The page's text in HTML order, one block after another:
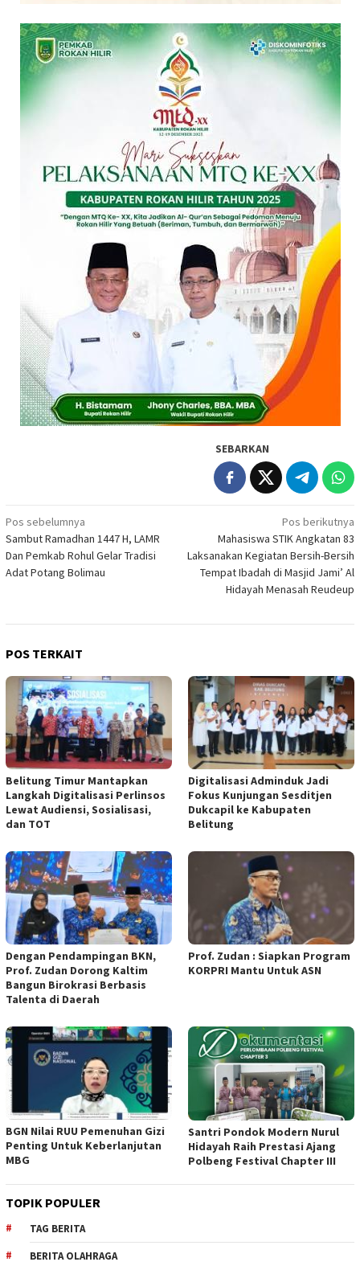
SEBARKAN
Navigasi
pos
Pos sebelumnya
Sambut Ramadhan 1447 H, LAMR
Dan Pemkab Rohul Gelar Tradisi
Adat Potang Bolimau
Pos berikutnya
Mahasiswa STIK Angkatan 83
Laksanakan Kegiatan Bersih-Bersih
Tempat Ibadah di Masjid Jami’ Al
Hidayah Menasah Reudeup
POS TERKAIT
Belitung Timur Mantapkan
Langkah Digitalisasi Perlinsos
Lewat Audiensi, Sosialisasi,
dan TOT
Digitalisasi Adminduk Jadi
Fokus Kunjungan Sesditjen
Dukcapil ke Kabupaten
Belitung
Dengan Pendampingan BKN,
Prof. Zudan Dorong Kaltim
Bangun Birokrasi Berbasis
Talenta di Daerah
Prof. Zudan : Siapkan Program
KORPRI Mantu Untuk ASN
BGN Nilai RUU Pemenuhan Gizi
Penting Untuk Keberlanjutan
MBG
Santri Pondok Modern Nurul
Hidayah Raih Prestasi Ajang
Polbeng Festival Chapter III
TOPIK POPULER
TAG BERITA
BERITA OLAHRAGA